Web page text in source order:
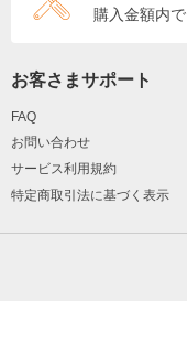
購入金額内で
お客さまサポート
FAQ
お問い合わせ
サービス利用規約
特定商取引法に基づく表示